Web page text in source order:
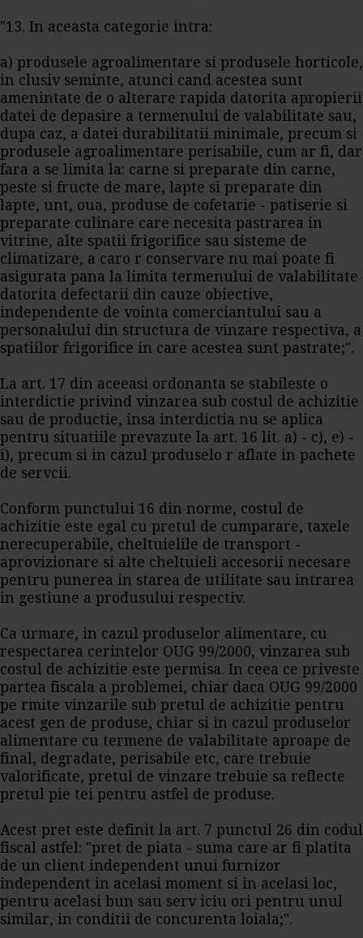
"13. In aceasta categorie intra:
a) produsele agroalimentare si produsele horticole,
in clusiv seminte, atunci cand acestea sunt
amenintate de o alterare rapida datorita apropierii
datei de depasire a termenului de valabilitate sau,
dupa caz, a datei durabilitatii minimale, precum si
produsele agroalimentare perisabile, cum ar fi, dar
fara a se limita la: carne si preparate din carne,
peste si fructe de mare, lapte si preparate din
lapte, unt, oua, produse de cofetarie - patiserie si
preparate culinare care necesita pastrarea in
vitrine, alte spatii frigorifice sau sisteme de
climatizare, a caro r conservare nu mai poate fi
asigurata pana la limita termenului de valabilitate
datorita defectarii din cauze obiective,
independente de vointa comerciantului sau a
personalului din structura de vinzare respectiva, a
spatiilor frigorifice in care acestea sunt pastrate;".
La art. 17 din aceeasi ordonanta se stabileste o
interdictie privind vinzarea sub costul de achizitie
sau de productie, insa interdictia nu se aplica
pentru situatiile prevazute la art. 16 lit. a) - c), e) -
i), precum si in cazul produselo r aflate in pachete
de servcii.
Conform punctului 16 din norme, costul de
achizitie este egal cu pretul de cumparare, taxele
nerecuperabile, cheltuielile de transport -
aprovizionare si alte cheltuieli accesorii necesare
pentru punerea in starea de utilitate sau intrarea
in gestiune a produsului respectiv.
Ca urmare, in cazul produselor alimentare, cu
respectarea cerintelor OUG 99/2000, vinzarea sub
costul de achizitie este permisa. In ceea ce priveste
partea fiscala a problemei, chiar daca OUG 99/2000
pe rmite vinzarile sub pretul de achizitie pentru
acest gen de produse, chiar si in cazul produselor
alimentare cu termene de valabilitate aproape de
final, degradate, perisabile etc, care trebuie
valorificate, pretul de vinzare trebuie sa reflecte
pretul pie tei pentru astfel de produse.
Acest pret este definit la art. 7 punctul 26 din codul
fiscal astfel: "pret de piata - suma care ar fi platita
de un client independent unui furnizor
independent in acelasi moment si in acelasi loc,
pentru acelasi bun sau serv iciu ori pentru unul
similar, in conditii de concurenta loiala;".